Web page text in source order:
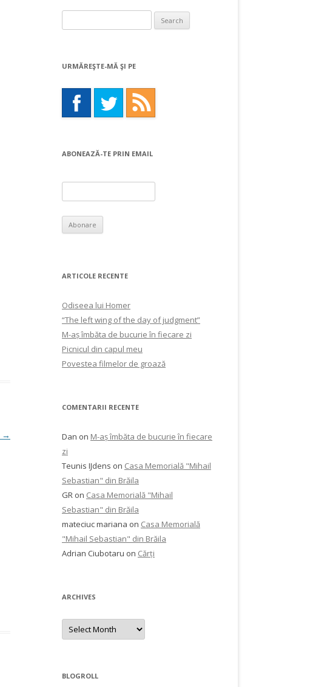
→
for:
URMĂREŞTE-MĂ ŞI PE
ABONEAZĂ-TE PRIN EMAIL
ARTICOLE RECENTE
Odiseea lui Homer
“The left wing of the day of judgment”
M-aș îmbăta de bucurie în fiecare zi
Picnicul din capul meu
Povestea filmelor de groază
COMENTARII RECENTE
Dan on M-aș îmbăta de bucurie în fiecare
zi
Teunis IJdens on Casa Memorială "Mihail
Sebastian" din Brăila
GR on Casa Memorială "Mihail
Sebastian" din Brăila
mateciuc mariana on Casa Memorială
"Mihail Sebastian" din Brăila
Adrian Ciubotaru on Cărți
ARCHIVES
Archives
BLOGROLL